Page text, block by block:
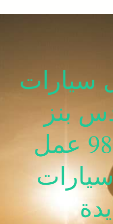
سيارات
بنز
98080146‬ عمل